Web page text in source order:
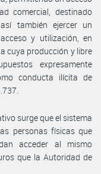
comercial, destinado
también ejercer un
y utilización, en
cuya producción y libre
expresamente
conducta ilícita de
surge que el sistema
personas físicas que
acceder al mismo
que la Autoridad de